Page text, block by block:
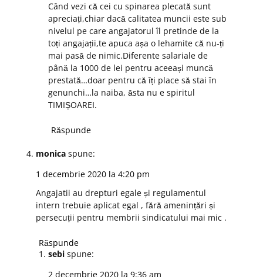
Când vezi că cei cu spinarea plecată sunt
apreciați,chiar dacă calitatea muncii este sub
nivelul pe care angajatorul îl pretinde de la
toți angajații,te apuca așa o lehamite că nu-ți
mai pasă de nimic.Diferente salariale de
până la 1000 de lei pentru aceeași muncă
prestată…doar pentru că îți place să stai în
genunchi…la naiba, ăsta nu e spiritul
TIMIȘOAREI.
Răspunde
monica spune:
1 decembrie 2020 la 4:20 pm
Angajatii au drepturi egale și regulamentul
intern trebuie aplicat egal , fără amenințări și
persecuții pentru membrii sindicatului mai mic .
Răspunde
sebi spune:
2 decembrie 2020 la 9:36 am